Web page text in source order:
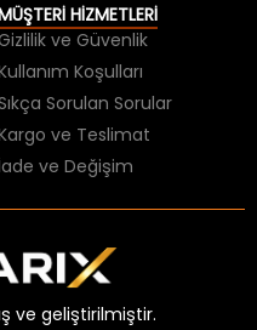
HİZMETLERİ
Gizlilik ve Güvenlik
Koşulları
Sorulan Sorular
ve Teslimat
ve Değişim
ve geliştirilmiştir.